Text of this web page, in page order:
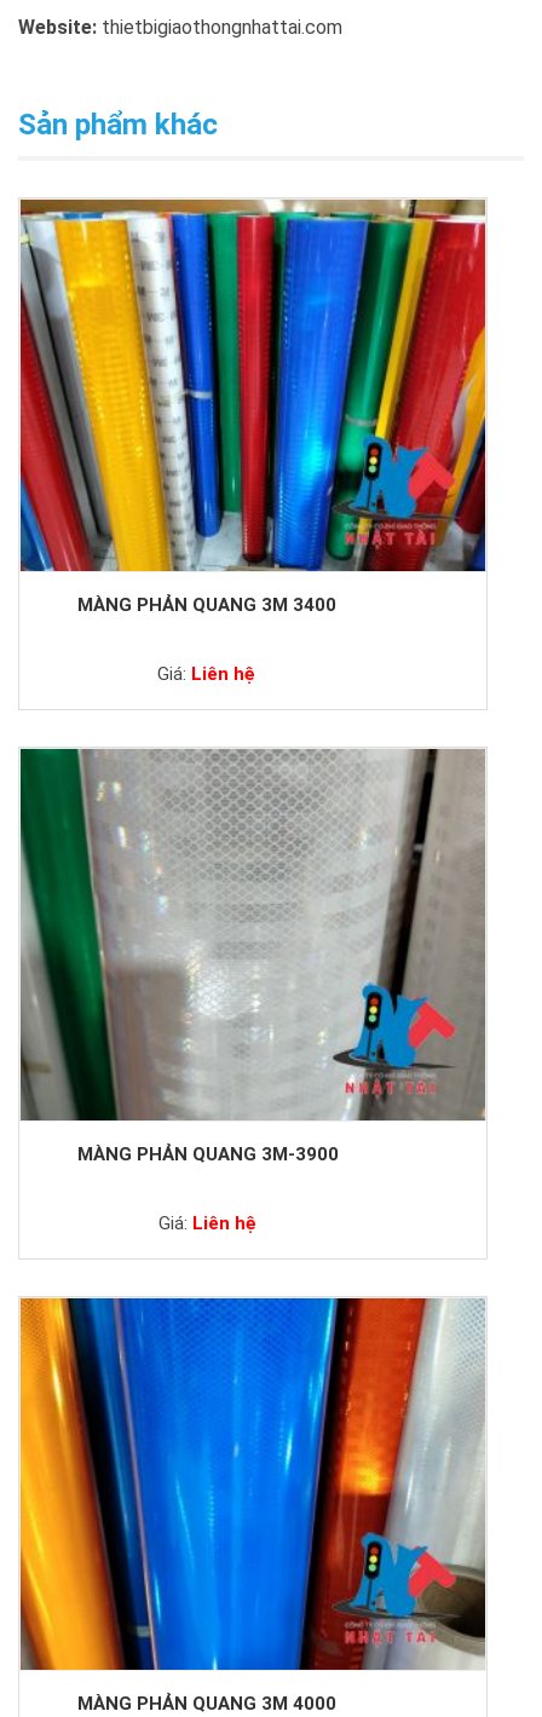
Website: thietbigiaothongnhattai.com
Sản phẩm khác
MÀNG PHẢN QUANG 3M 3400
Giá: Liên hệ
MÀNG PHẢN QUANG 3M-3900
Giá: Liên hệ
MÀNG PHẢN QUANG 3M 4000